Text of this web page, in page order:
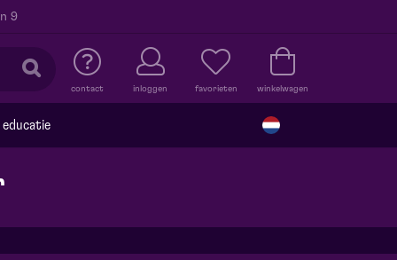
9
contact inloggen favorieten winkelwagen
educatie